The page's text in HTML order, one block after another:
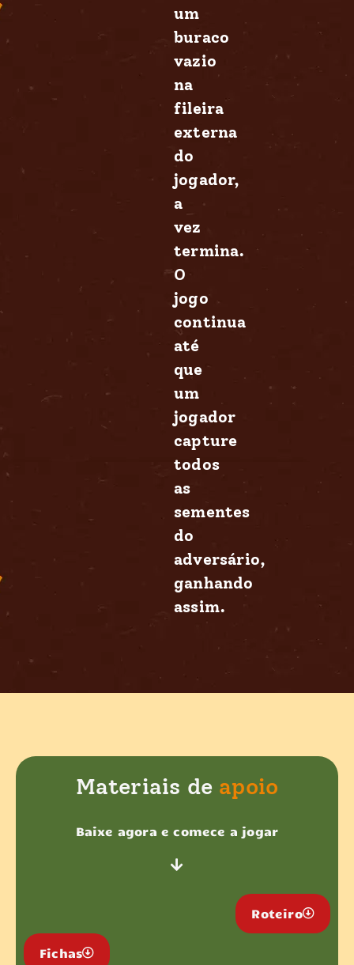
um
buraco
vazio
na
fileira
externa
do
jogador,
a
vez
termina.
O
jogo
continua
até
que
um
jogador
capture
todos
as
sementes
do
adversário,
ganhando
assim.
Materiais de apoio
Baixe agora e comece a jogar
Roteiro
Fichas